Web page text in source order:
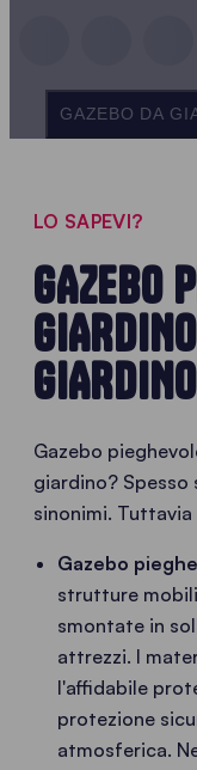
GAZEBO DA
LO SAPEVI?
GAZEBO
GIARDINO
Gazebo
giardino? Spesso
sinonimi.
Gazebo
strutture
smontate in
attrezzi. I
l'affidabile
protezione
atmosferica.